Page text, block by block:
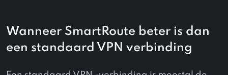
Wanneer SmartRoute beter is dan
een standaard VPN verbinding